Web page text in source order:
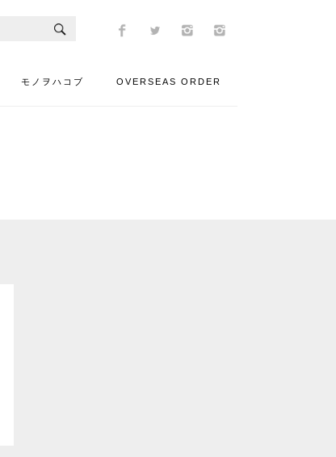
モノヲハコブ OVERSEAS ORDER